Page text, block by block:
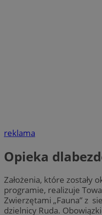
reklama
Opieka
Założenia, które zostały
programie, realizuje
Zwierzętami „Fauna” z
dzielnicy Ruda.